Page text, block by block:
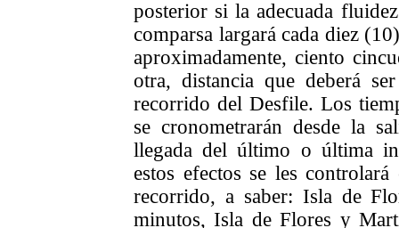
posterior si la adecuada
comparsa largará cada diez
aproximadamente, ciento
otra, distancia que deberá
recorrido del Desfile. Los
se cronometrarán desde la
llegada del último o última
estos efectos se les
recorrido, a saber: Isla de
minutos, Isla de Flores y